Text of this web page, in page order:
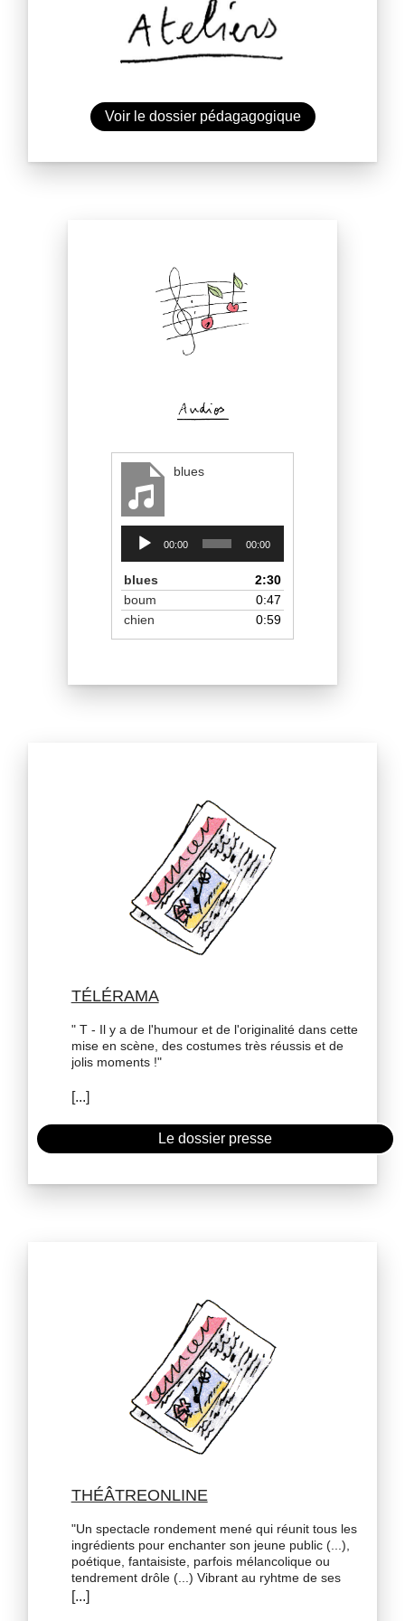
Voir le dossier pédagagogique
blues
Lecteur
audio
00:00 00:00
blues
2:30
boum
0:47
chien
0:59
TÉLÉRAMA
" T - Il y a de l'humour et de l'originalité dans cette
mise en scène, des costumes très réussis et de
jolis moments !"
Le dossier presse
THÉÂTREONLINE
"Un spectacle rondement mené qui réunit tous les
ingrédients pour enchanter son jeune public (...),
poétique, fantaisiste, parfois mélancolique ou
tendrement drôle (...) Vibrant au ryhtme de ses
airs jazzy, "Bulle ou la voix de l'océan" est un